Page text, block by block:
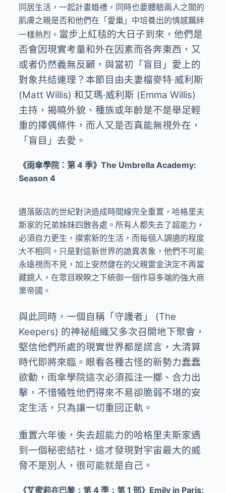
同居生活，一起計畫婚禮，同時也要體驗兩人之間的
肌膚之親是否和他們在「愛巢」中培養出的情感羈絆
一樣熱烈。 當步上紅毯的大日子到來，他們是
否會因現實考量和外在因素而各奔東西，又
或者仍然義無反顧，與當初「盲目」愛上的
對象共結連理？本節目由夫妻檔麥特·威利斯
(Matt Willis) 和艾瑪·威利斯 (Emma Willis)
主持，揭曉外貌、種族或年齡是不是舉足輕
重的擇偶條件，而人又是否真能無視外在，
「盲目」去愛。
《雨傘學院：第 4 季》The Umbrella Academy:
Season 4
遺落飯店的世紀對決造成時間線完全重置，哈格里夫
斯家的兄弟姊妹四散各處。所有人都失去了超能力，
必須自力更生，摸索新的生活，而每個人調適的程度
大不相同。只是對這新世界的詭異表象，他們不可能
永遠視而不見，加上安然健在的父親雷金決定不再當
藏鏡人，在眾目睽睽之下統御一個作惡多端的強大商
業帝國。
與此同時，一個自稱「守護者」 (The
Keepers) 的神祕組織又多次召開地下聚會，
堅信他們所處的現實世界都是謊言，大清算
時代即將來臨。眼看各種古怪的新勢力蠢蠢
欲動，雨傘學院這次必須孤注一擲、合力出
擊，不惜犧牲他們得來不易卻脆弱不堪的安
定生活，只為讓一切重回正軌。
重置六年後，失去超能力的哈格里夫斯家遇
到一個秘密結社，這才發現對宇宙最大的威
脅不是別人，很可能就是自己。
《艾蜜莉在巴黎：第 4 季：第 1 部》Emily in Paris: